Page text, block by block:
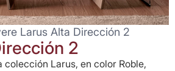
Larus Alta Dirección 2
2
colección Larus, en color Roble,